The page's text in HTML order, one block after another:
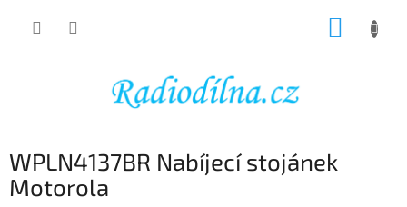
WPLN4137BR Nabíjecí stojánek
Motorola